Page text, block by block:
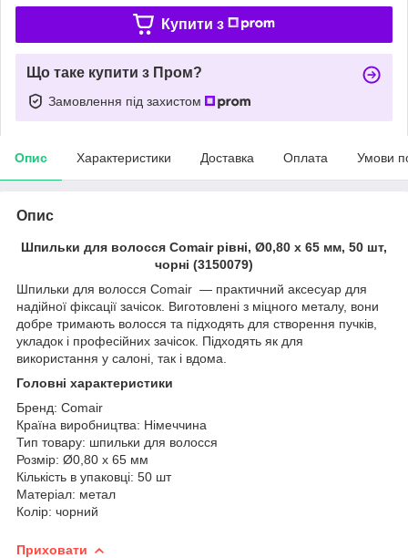
Купити з
Що таке купити з Пром?
Замовлення під захистом
Опис Характеристики Доставка Оплата Умови
Опис
Шпильки для волосся Comair рівні, Ø0,80 х 65 мм, 50 шт,
чорні (3150079)
Шпильки для волосся Comair — практичний аксесуар для
надійної фіксації зачісок. Виготовлені з міцного металу, вони
добре тримають волосся та підходять для створення пучків,
укладок і професійних зачісок. Підходять як для
використання у салоні, так і вдома.
Головні характеристики
Бренд: Comair
Країна виробництва: Німеччина
Тип товару: шпильки для волосся
Розмір: Ø0,80 х 65 мм
Кількість в упаковці: 50 шт
Матеріал: метал
Колір: чорний
Приховати